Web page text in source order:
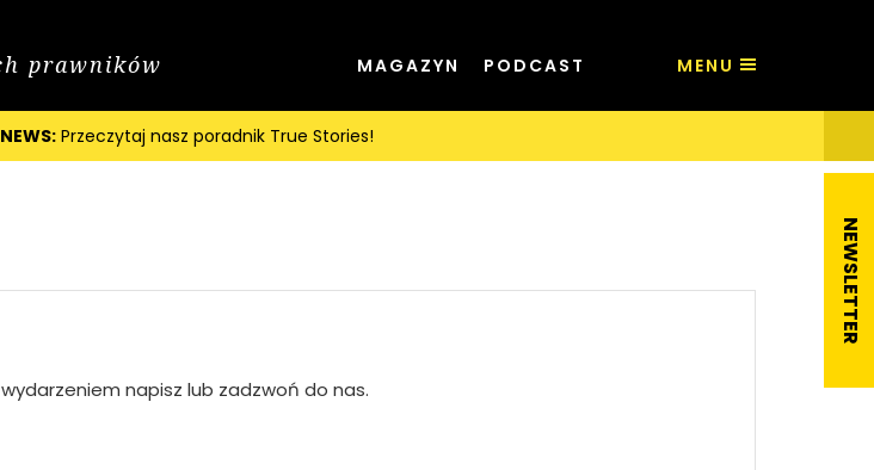
prawników MAGAZYN PODCAST MENU
Przeczytaj nasz poradnik True Stories!
napisz lub zadzwoń do nas.